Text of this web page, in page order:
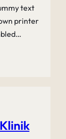
text
printer